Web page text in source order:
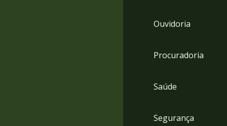
Ouvidoria
Procuradoria
Saúde
Segurança